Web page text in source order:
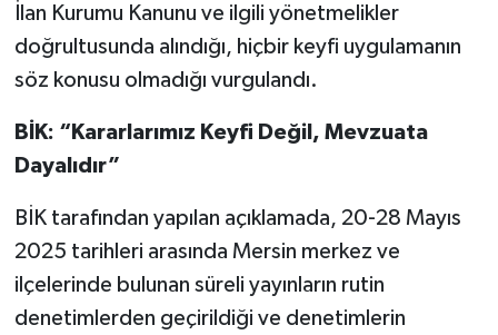
İlan Kurumu Kanunu ve ilgili yönetmelikler
doğrultusunda alındığı, hiçbir keyfi uygulamanın
söz konusu olmadığı vurgulandı.
BİK: “Kararlarımız Keyfi Değil, Mevzuata
Dayalıdır”
BİK tarafından yapılan açıklamada, 20-28 Mayıs
2025 tarihleri arasında Mersin merkez ve
ilçelerinde bulunan süreli yayınların rutin
denetimlerden geçirildiği ve denetimlerin
Yaşam
Yeme-İçme
Yemek